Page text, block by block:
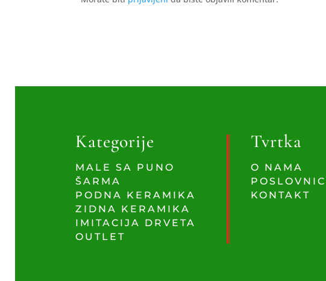
Kategorije
MALE SA PUNO
ŠARMA
PODNA KERAMIKA
ZIDNA KERAMIKA
IMITACIJA DRVETA
OUTLET
Tvrtka
O NAMA
KONTAKT